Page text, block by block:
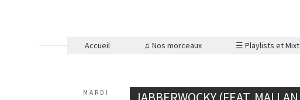
Accueil ♫ Nos morceaux ☰ Playlists et
MARDI